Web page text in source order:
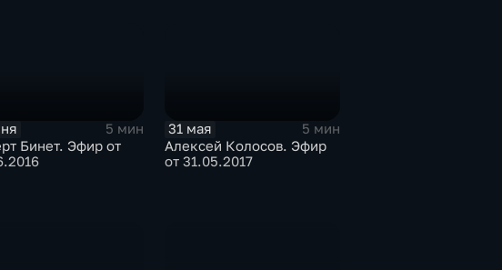
5 мин
Бинет. Эфир от
31 мая
5 мин
Алексей Колосов. Эфир
от 31.05.2017